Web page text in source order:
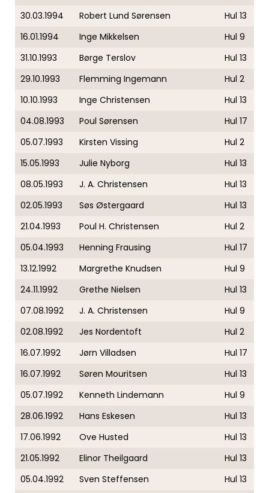
30.03.1994
Robert Lund Sørensen
Hul 13
16.01.1994
Inge Mikkelsen
Hul 9
31.10.1993
Børge Terslov
Hul 13
29.10.1993
Flemming Ingemann
Hul 2
10.10.1993
Inge Christensen
Hul 13
04.08.1993
Poul Sørensen
Hul 17
05.07.1993
Kirsten Vissing
Hul 2
15.05.1993
Julie Nyborg
Hul 13
08.05.1993
J. A. Christensen
Hul 13
02.05.1993
Søs Østergaard
Hul 13
21.04.1993
Poul H. Christensen
Hul 2
05.04.1993
Henning Frausing
Hul 17
13.12.1992
Margrethe Knudsen
Hul 9
24.11.1992
Grethe Nielsen
Hul 13
07.08.1992
J. A. Christensen
Hul 9
02.08.1992
Jes Nordentoft
Hul 2
16.07.1992
Jørn Villadsen
Hul 17
16.07.1992
Søren Mouritsen
Hul 13
05.07.1992
Kenneth Lindemann
Hul 9
28.06.1992
Hans Eskesen
Hul 13
17.06.1992
Ove Husted
Hul 13
21.05.1992
Elinor Theilgaard
Hul 13
05.04.1992
Sven Steffensen Hul 13